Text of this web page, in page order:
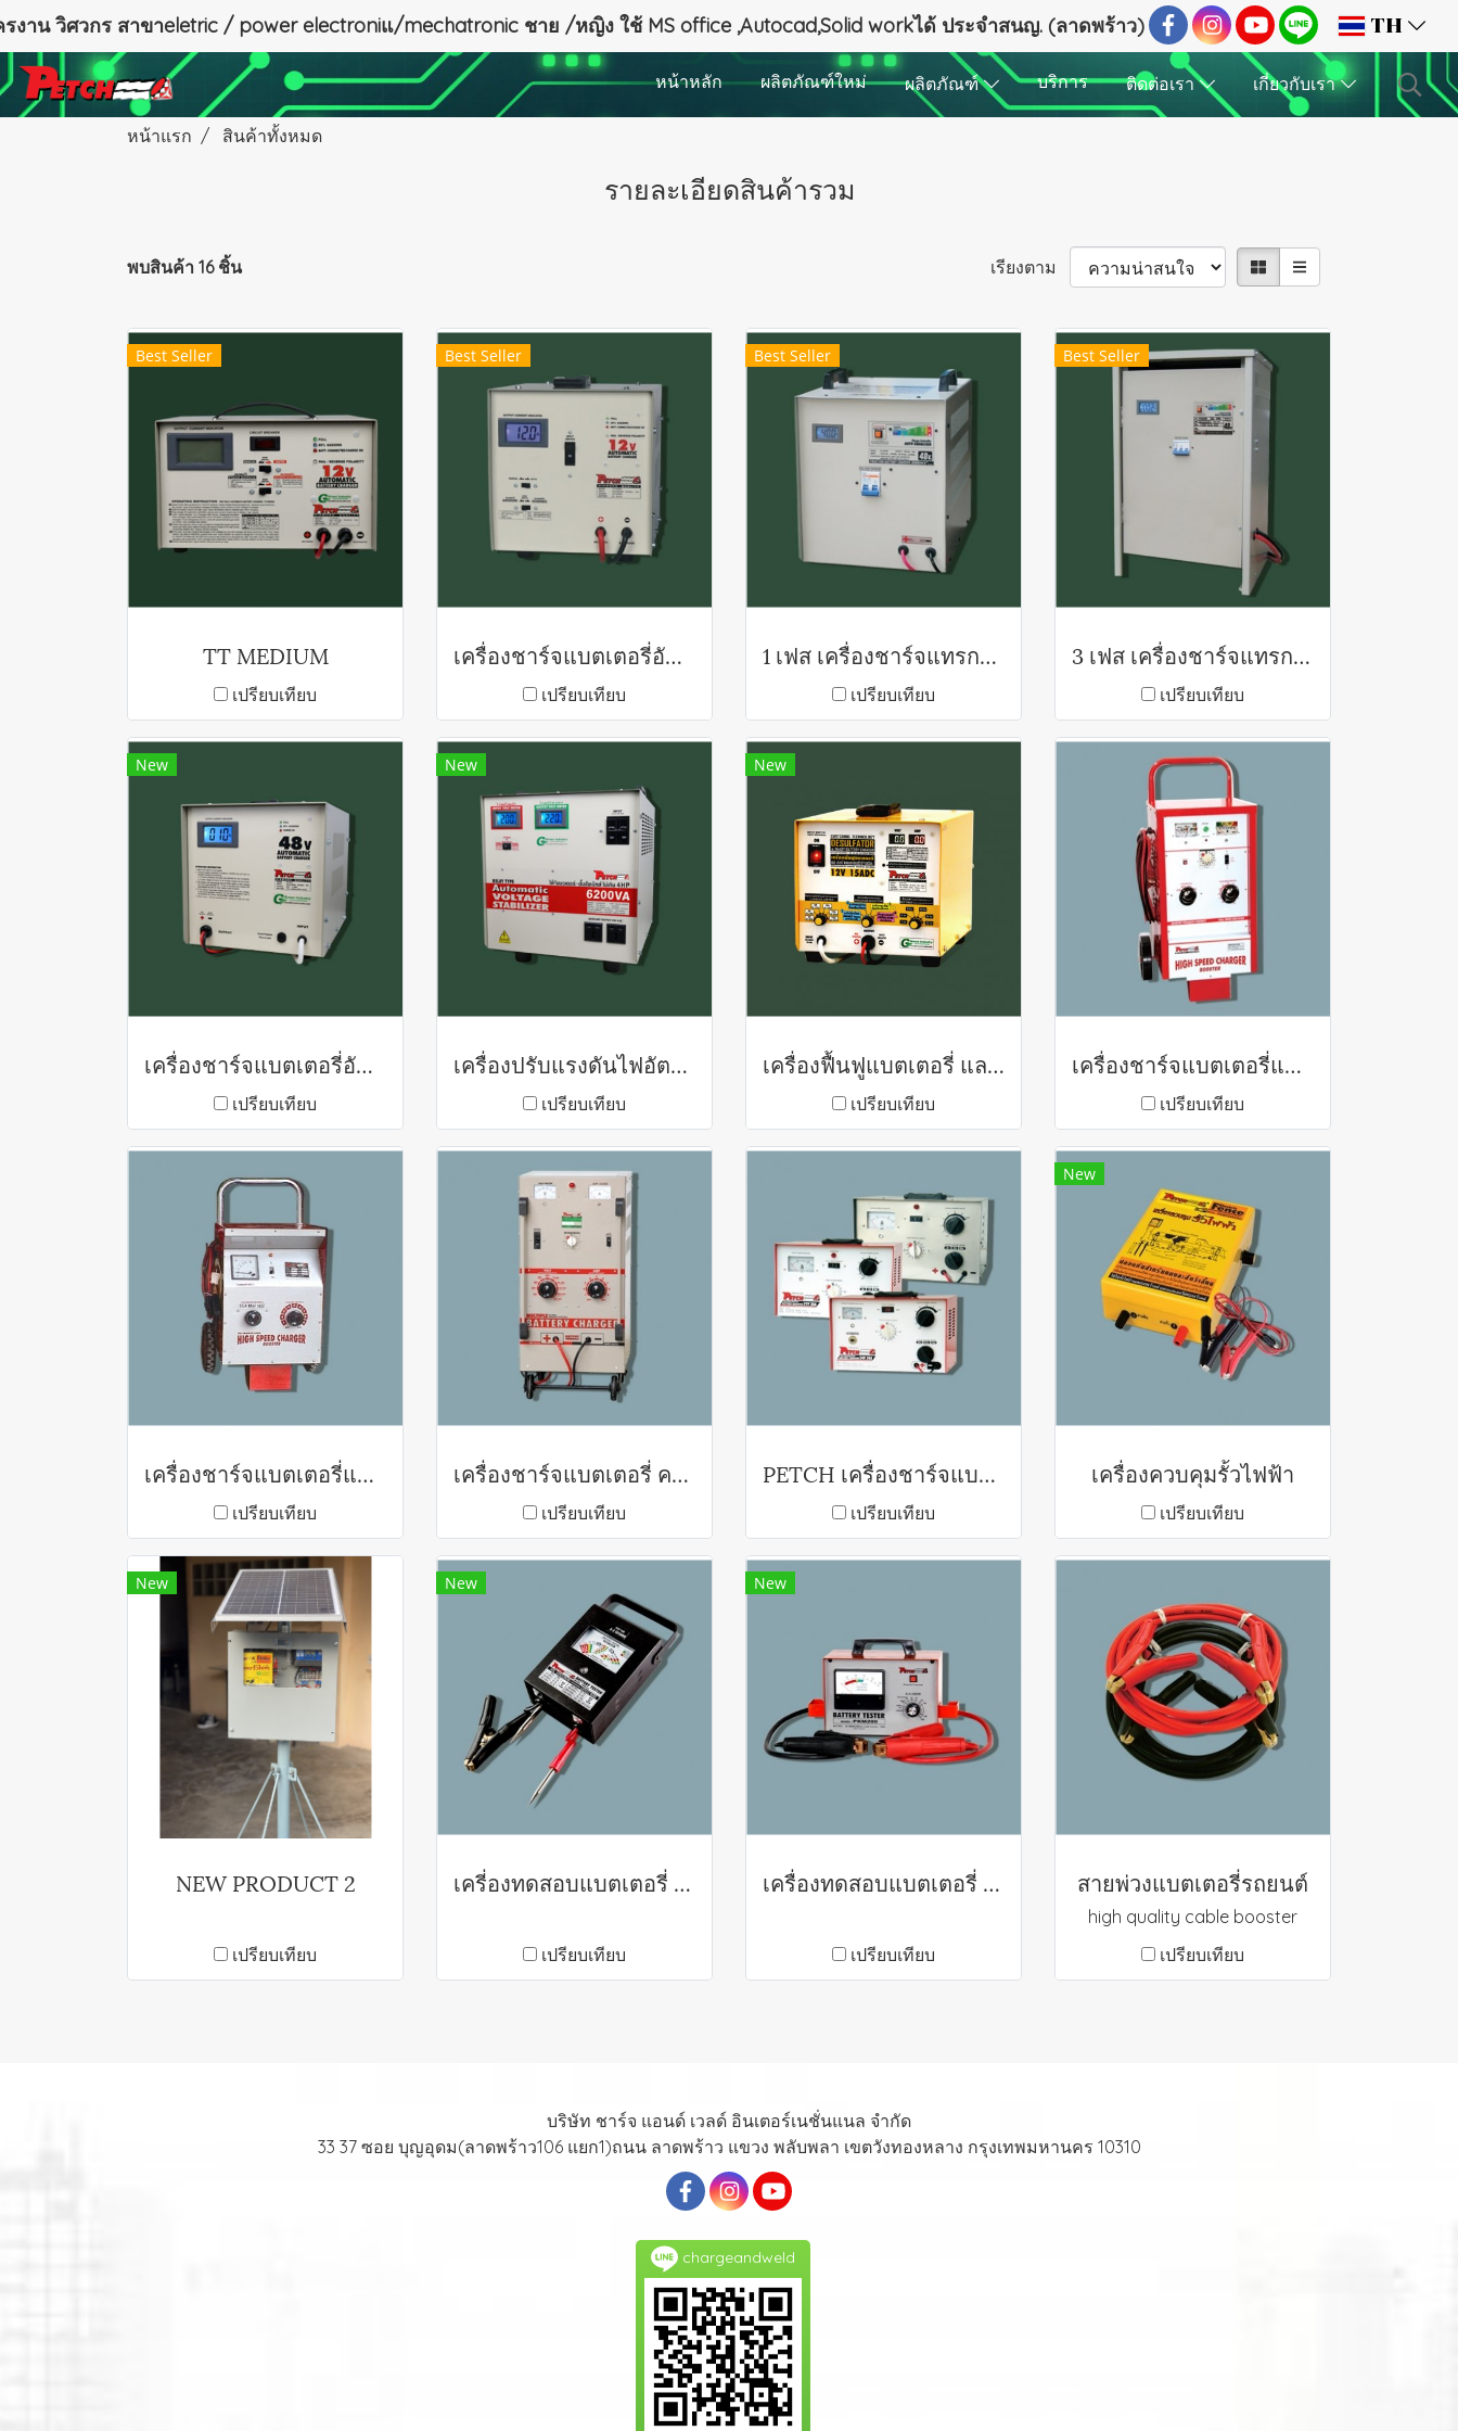
งาน วิศวกร สาขาeletric / power electroniแ/mechatronic ชาย /หญิง ใช้ MS office ,Autocad,Solid workได้ ประจำสนญ. (ลาดพร้าว) TH
หน้าหลัก ผลิตภัณฑ์ใหม่ ผลิตภัณฑ์ บริการ ติดต่อเรา เกี่ยวกับเรา
หน้าแรก สินค้าทั้งหมด
รายละเอียดสินค้ารวม
พบสินค้า 16 ชิ้น เรียงตาม
Best Seller
TT MEDIUM
เปรียบเทียบ
Best Seller
เครื่องชาร์จแบตเตอรี่อัตโนมัติ TT-Series
เปรียบเทียบ
Best Seller
1 เฟส เครื่องชาร์จแทรกชั่นแบตเตอรี่
เปรียบเทียบ
Best Seller
3 เฟส เครื่องชาร์จแทรกชั่นแบตเตอรี่
เปรียบเทียบ
New
เครื่องชาร์จแบตเตอรี่อัตโนมัติ GF-SERIES
เปรียบเทียบ
New
เครื่องปรับแรงดันไฟอัตโนมัติ SU4R-Series
เปรียบเทียบ
New
เครื่องฟื้นฟูแบตเตอรี่ และ ชาร์จแบตเตอรี่อัตโนมัติ
เปรียบเทียบ
เครื่องชาร์จแบตเตอรี่และช่วย สตาร์ต WH-Series
เปรียบเทียบ
เครื่องชาร์จแบตเตอรี่และช่วยสตาร์ต WP-SERIES
เปรียบเทียบ
เครื่องชาร์จแบตเตอรี่ ครั้งละหลายๆลูก แบบปรับค่าได้ PEM Series
เปรียบเทียบ
PETCH เครื่องชาร์จแบตเตอรี่แบบหิ้วมีไทม์เมอร์
เปรียบเทียบ
New
เครื่องควบคุมรั้วไฟฟ้า
เปรียบเทียบ
New
NEW PRODUCT 2
เปรียบเทียบ
New
เครี่องทดสอบแบตเตอรี่ PKM123
เปรียบเทียบ
New
เครื่องทดสอบแบตเตอรี่ PKM200
เปรียบเทียบ
สายพ่วงแบตเตอรี่รถยนต์
high quality cable booster
เปรียบเทียบ
บริษัท ชาร์จ แอนด์ เวลด์ อินเตอร์เนชั่นแนล จำกัด
33 37 ซอย บุญอุดม(ลาดพร้าว106 แยก1)ถนน ลาดพร้าว แขวง พลับพลา เขตวังทองหลาง กรุงเทพมหานคร 10310
chargeandweld